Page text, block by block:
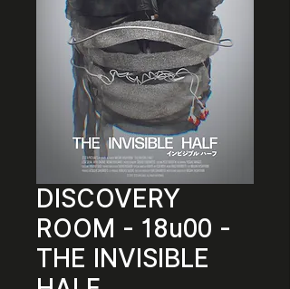
DISCOVERY
ROOM - 18u00 -
THE INVISIBLE